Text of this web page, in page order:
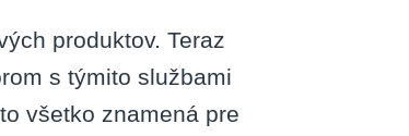
produktov. Teraz
s týmito službami
všetko znamená pre